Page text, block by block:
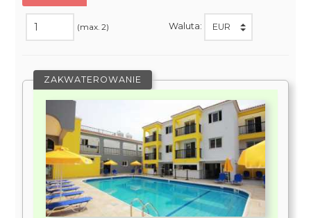
(max. 2) Waluta:
ZAKWATEROWANIE